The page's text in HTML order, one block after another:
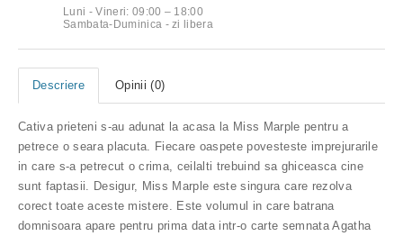
Luni - Vineri: 09:00 – 18:00
Sambata-Duminica - zi libera
Descriere Opinii (0)
Cativa prieteni s-au adunat la acasa la Miss Marple pentru a
petrece o seara placuta. Fiecare oaspete povesteste imprejurarile
in care s-a petrecut o crima, ceilalti trebuind sa ghiceasca cine
sunt faptasii. Desigur, Miss Marple este singura care rezolva
corect toate aceste mistere. Este volumul in care batrana
domnisoara apare pentru prima data intr-o carte semnata Agatha